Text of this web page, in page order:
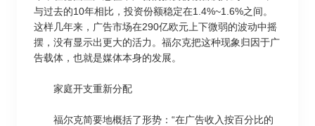
与过去的10年相比，投资份额稳定在1.4%~1.6%之间。
这样几年来，广告市场在290亿欧元上下微弱的波动中摇
摆，没有显示出更大的活力。福尔克把这种现象归因于广
告载体，也就是媒体本身的发展。
家庭开支重新分配
福尔克简要地概括了形势：“在广告收入按百分比的